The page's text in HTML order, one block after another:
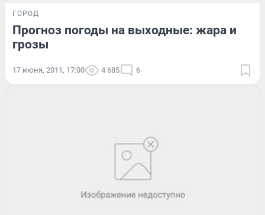
ГОРОД
Прогноз погоды на выходные: жара и
грозы
17 июня, 2011, 17:00 4 685 6